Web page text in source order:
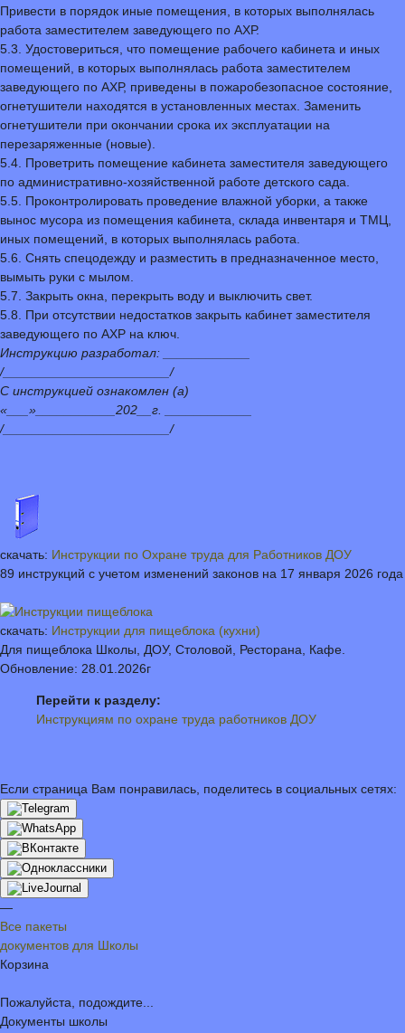
Привести в порядок иные помещения, в которых выполнялась
работа заместителем заведующего по АХР.
5.3. Удостовериться, что помещение рабочего кабинета и иных
помещений, в которых выполнялась работа заместителем
заведующего по АХР, приведены в пожаробезопасное состояние,
огнетушители находятся в установленных местах. Заменить
огнетушители при окончании срока их эксплуатации на
перезаряженные (новые).
5.4. Проветрить помещение кабинета заместителя заведующего
по административно-хозяйственной работе детского сада.
5.5. Проконтролировать проведение влажной уборки, а также
вынос мусора из помещения кабинета, склада инвентаря и ТМЦ,
иных помещений, в которых выполнялась работа.
5.6. Снять спецодежду и разместить в предназначенное место,
вымыть руки с мылом.
5.7. Закрыть окна, перекрыть воду и выключить свет.
5.8. При отсутствии недостатков закрыть кабинет заместителя
заведующего по АХР на ключ.
Инструкцию разработал: ____________
/_______________________/
С инструкцией ознакомлен (а)
«___»___________202__г. ____________
/_______________________/
скачать: Инструкции по Охране труда для Работников ДОУ
89 инструкций с учетом изменений законов на 17 января 2026 года
скачать: Инструкции для пищеблока (кухни)
Для пищеблока Школы, ДОУ, Столовой, Ресторана, Кафе.
Обновление: 28.01.2026г
Перейти к разделу:
Инструкциям по охране труда работников ДОУ
Если страница Вам понравилась, поделитесь в социальных сетях:
—
Все пакеты
документов для Школы
Корзина
Пожалуйста, подождите...
Документы школы